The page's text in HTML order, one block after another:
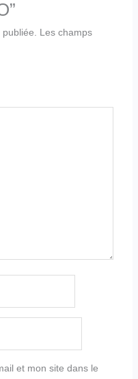
Les champs
et mon site dans le